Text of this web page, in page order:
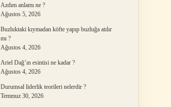
Azdım anlamı ne ?
Ağustos 5, 2026
Buzluktaki kıymadan köfte yapıp buzluğa atılır
mı ?
Ağustos 4, 2026
Ariel Dağ’ın esintisi ne kadar ?
Ağustos 4, 2026
Durumsal liderlik teorileri nelerdir ?
Temmuz 30, 2026